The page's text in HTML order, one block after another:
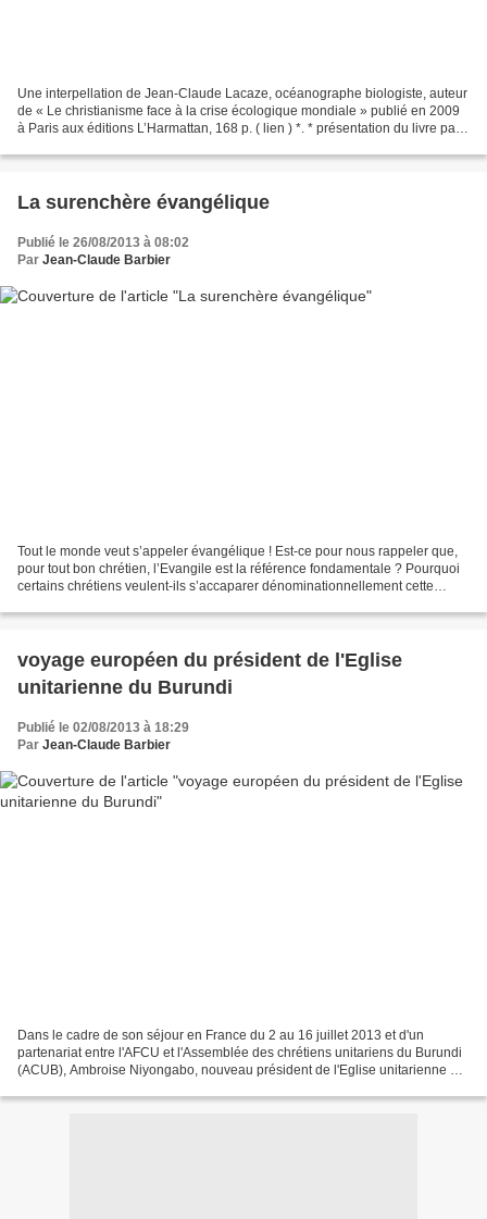
Une interpellation de Jean-Claude Lacaze, océanographe biologiste, auteur
de « Le christianisme face à la crise écologique mondiale » publié en 2009
à Paris aux éditions L’Harmattan, 168 p. ( lien ) *. * présentation du livre par
La surenchère évangélique
Publié le 26/08/2013 à 08:02
Par Jean-Claude Barbier
Tout le monde veut s’appeler évangélique ! Est-ce pour nous rappeler que,
pour tout bon chrétien, l’Evangile est la référence fondamentale ? Pourquoi
certains chrétiens veulent-ils s’accaparer dénominationnellement cette
voyage européen du président de l'Eglise
unitarienne du Burundi
Publié le 02/08/2013 à 18:29
Par Jean-Claude Barbier
Dans le cadre de son séjour en France du 2 au 16 juillet 2013 et d'un
partenariat entre l'AFCU et l'Assemblée des chrétiens unitariens du Burundi
(ACUB), Ambroise Niyongabo, nouveau président de l'Eglise unitarienne du